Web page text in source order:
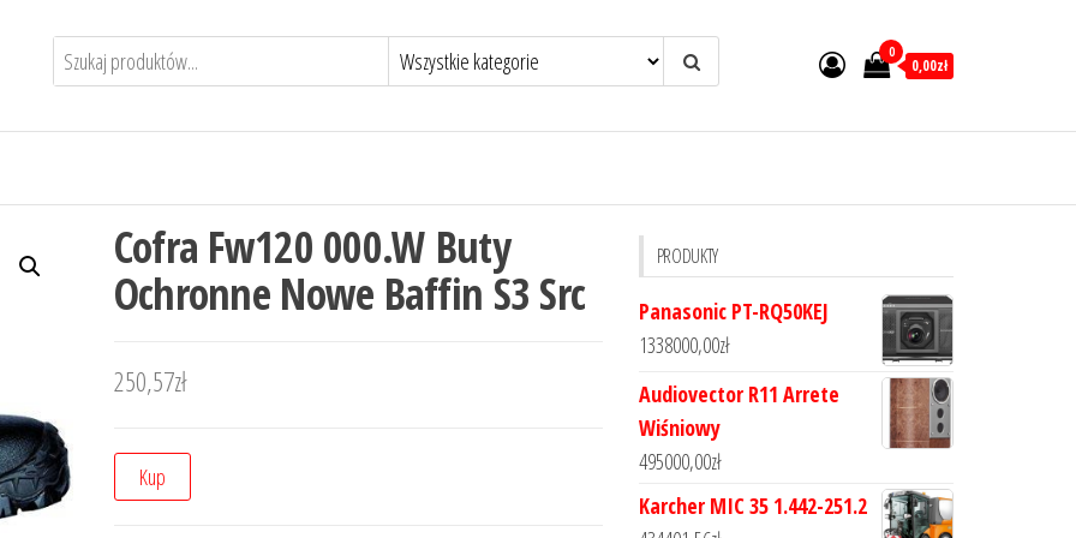
0
0,00zł
Cofra Fw120 000.W Buty
Ochronne Nowe Baffin S3 Src
250,57zł
Kup
PRODUKTY
Panasonic PT-RQ50KEJ
1338000,00zł
Audiovector R11 Arrete
Wiśniowy
495000,00zł
Karcher MIC 35 1.442-251.2